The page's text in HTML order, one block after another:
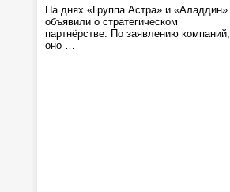
На днях «Группа Астра» и «Аладдин»
объявили о стратегическом
партнёрстве. По заявлению компаний,
оно …